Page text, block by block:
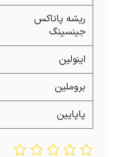
ریشه پاناکس
جینسینگ
اینولین
بروملین
پاپایین